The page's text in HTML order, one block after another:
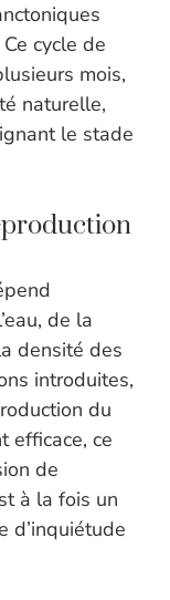
cycle de
mois,
naturelle,
le stade
de la
densité des
introduites,
du
efficace, ce
de
à la fois un
d’inquiétude